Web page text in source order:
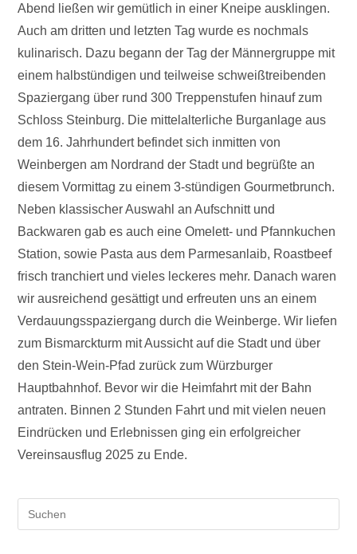
Abend ließen wir gemütlich in einer Kneipe ausklingen.
Auch am dritten und letzten Tag wurde es nochmals
kulinarisch. Dazu begann der Tag der Männergruppe mit
einem halbstündigen und teilweise schweißtreibenden
Spaziergang über rund 300 Treppenstufen hinauf zum
Schloss Steinburg. Die mittelalterliche Burganlage aus
dem 16. Jahrhundert befindet sich inmitten von
Weinbergen am Nordrand der Stadt und begrüßte an
diesem Vormittag zu einem 3-stündigen Gourmetbrunch.
Neben klassischer Auswahl an Aufschnitt und
Backwaren gab es auch eine Omelett- und Pfannkuchen
Station, sowie Pasta aus dem Parmesanlaib, Roastbeef
frisch tranchiert und vieles leckeres mehr. Danach waren
wir ausreichend gesättigt und erfreuten uns an einem
Verdauungsspaziergang durch die Weinberge. Wir liefen
zum Bismarckturm mit Aussicht auf die Stadt und über
den Stein-Wein-Pfad zurück zum Würzburger
Hauptbahnhof. Bevor wir die Heimfahrt mit der Bahn
antraten. Binnen 2 Stunden Fahrt und mit vielen neuen
Eindrücken und Erlebnissen ging ein erfolgreicher
Vereinsausflug 2025 zu Ende.